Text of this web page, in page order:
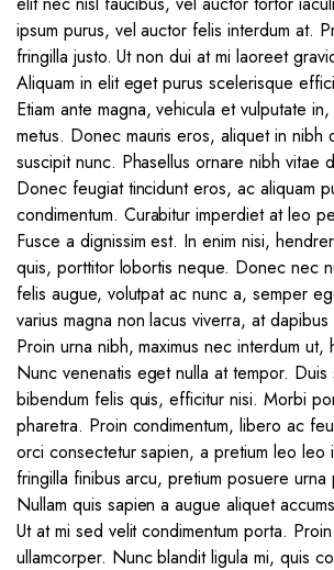
ipsum purus, vel auctor felis interdum at.
fringilla justo. Ut non dui at mi laoreet
Aliquam in elit eget purus scelerisque
Etiam ante magna, vehicula et vulputate
metus. Donec mauris eros, aliquet in nibh
suscipit nunc. Phasellus ornare nibh vitae
Donec feugiat tincidunt eros, ac aliquam
condimentum. Curabitur imperdiet at leo
Fusce a dignissim est. In enim nisi,
quis, porttitor lobortis neque. Donec nec
felis augue, volutpat ac nunc a, semper
varius magna non lacus viverra, at dapibus
Proin urna nibh, maximus nec interdum ut,
Nunc venenatis eget nulla at tempor.
bibendum felis quis, efficitur nisi. Morbi
pharetra. Proin condimentum, libero ac
orci consectetur sapien, a pretium leo leo
fringilla finibus arcu, pretium posuere urna
Nullam quis sapien a augue aliquet
Ut at mi sed velit condimentum porta.
ullamcorper. Nunc blandit ligula mi, quis